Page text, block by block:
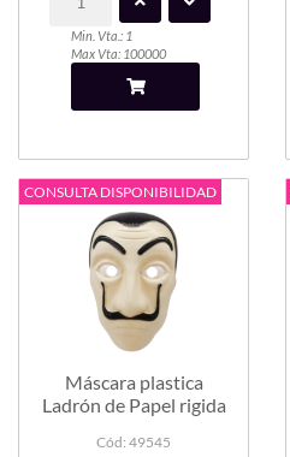
Min. Vta.: 1
Max Vta: 100000
CONSULTA DISPONIBILIDAD
Máscara plastica
Ladrón de Papel rigida
Cód: 49545